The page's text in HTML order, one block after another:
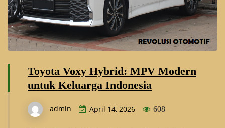
Toyota Voxy Hybrid: MPV Modern
untuk Keluarga Indonesia
admin April 14, 2026 608